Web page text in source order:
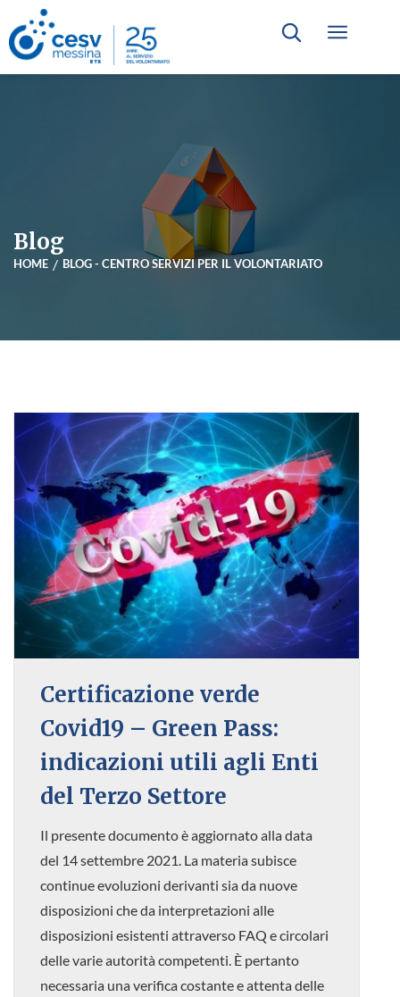
Blog
HOME BLOG - CENTRO SERVIZI PER IL VOLONTARIATO
Certificazione verde
Covid19 – Green Pass:
indicazioni utili agli Enti
del Terzo Settore
Il presente documento è aggiornato alla data
del 14 settembre 2021. La materia subisce
continue evoluzioni derivanti sia da nuove
disposizioni che da interpretazioni alle
disposizioni esistenti attraverso FAQ e circolari
delle varie autorità competenti. È pertanto
necessaria una verifica costante e attenta delle